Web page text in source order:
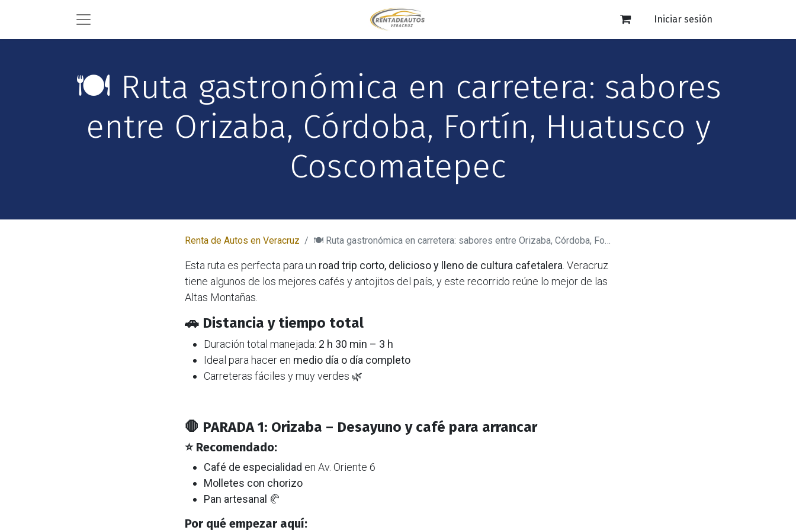
Iniciar sesión
🍽️ Ruta gastronómica en carretera: sabores
entre Orizaba, Córdoba, Fortín, Huatusco y
Coscomatepec
Renta de Autos en Veracruz 🍽️ Ruta gastronómica en carretera: sabores entre Orizaba, Córdoba, Fortín, Huatusco y Coscomatepec
Esta ruta es perfecta para un road trip corto, delicioso y lleno de cultura cafetalera. Veracruz
tiene algunos de los mejores cafés y antojitos del país, y este recorrido reúne lo mejor de las
Altas Montañas.
🚗 Distancia y tiempo total
Duración total manejada: 2 h 30 min – 3 h
Ideal para hacer en medio día o día completo
Carreteras fáciles y muy verdes 🌿
🛑 PARADA 1: Orizaba – Desayuno y café para arrancar
⭐ Recomendado:
Café de especialidad en Av. Oriente 6
Molletes con chorizo
Pan artesanal 🥐
Por qué empezar aquí: